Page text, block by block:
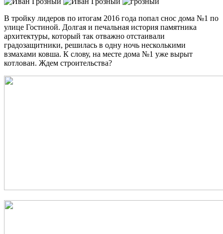
В тройку лидеров по итогам 2016 года попал снос дома №1 по
улице Гостиной. Долгая и печальная история памятника
архитектуры, который так отважно отстаивали
градозащитники, решилась в одну ночь несколькими
взмахами ковша. К слову, на месте дома №1 уже вырыт
котлован. Ждем строительства?